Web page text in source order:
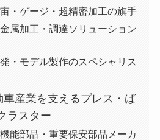
・ゲージ・超精密加工の旗手
属加工・調達ソリューション
・モデル製作のスペシャリス
産業を支えるプレス・ば
ラスター
能部品・重要保安部品メーカ